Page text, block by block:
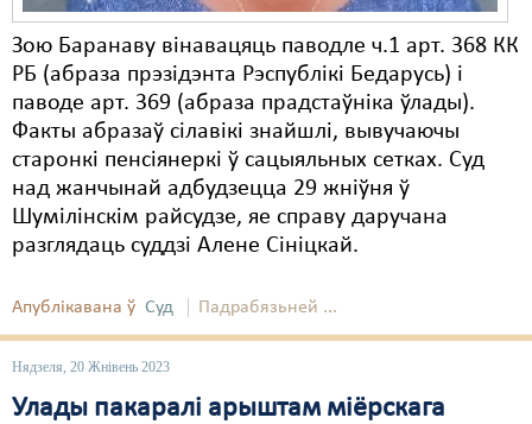
Зою Баранаву вінавацяць паводле ч.1 арт. 368 КК
РБ (абраза прэзідэнта Рэспублікі Бедарусь) і
паводе арт. 369 (абраза прадстаўніка ўлады).
Факты абразаў сілавікі знайшлі, вывучаючы
старонкі пенсіянеркі ў сацыяльных сетках. Суд
над жанчынай адбудзецца 29 жніўня ў
Шумілінскім райсудзе, яе справу даручана
разглядаць суддзі Алене Сініцкай.
Апублікавана ў Суд Падрабязьней ...
Нядзеля, 20 Жнівень 2023
Улады пакаралі арыштам міёрскага
Мігранты
Мірныя сходы
Палітвязьні
Праваабаронцы
Правы дзіцяці
Пэнітэнцыярная сыстэма
Распальваньне варожасьці
Свабода слова